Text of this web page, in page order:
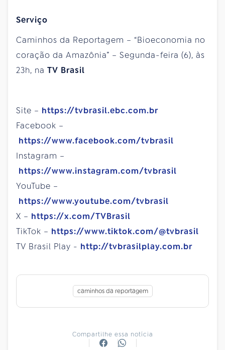
Serviço
Caminhos da Reportagem – “Bioeconomia no
coração da Amazônia” – Segunda-feira (6), às
23h, na TV Brasil
Site – https://tvbrasil.ebc.com.br
Facebook –
https://www.facebook.com/tvbrasil
Instagram –
https://www.instagram.com/tvbrasil
YouTube –
https://www.youtube.com/tvbrasil
X – https://x.com/TVBrasil
TikTok – https://www.tiktok.com/@tvbrasil
TV Brasil Play - http://tvbrasilplay.com.br
caminhos da reportagem
Compartilhe essa notícia